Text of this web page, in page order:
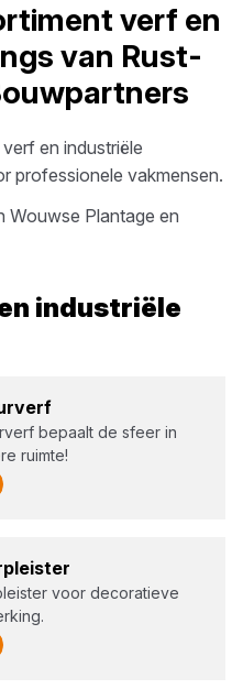
verf en
van Rust-
verf en industriële
professionele vakmensen.
Wouwse Plantage en
industriële
bepaalt de sfeer in
ruimte!
voor decoratieve